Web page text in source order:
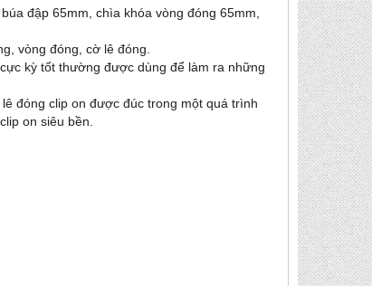
đập 65mm, chìa khóa vòng đóng 65mm,
vòng đóng, cờ lê đóng.
kỳ tốt thường được dùng để làm ra những
đóng clip on được đúc trong một quá trình
on siêu bền.